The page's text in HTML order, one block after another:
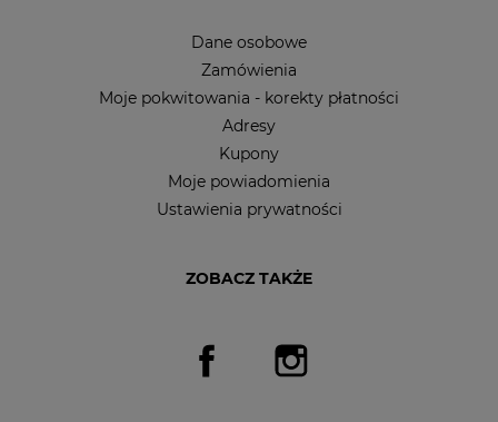
Dane osobowe
Zamówienia
Moje pokwitowania - korekty płatności
Adresy
Kupony
Moje powiadomienia
Ustawienia prywatności
ZOBACZ TAKŻE
Facebook